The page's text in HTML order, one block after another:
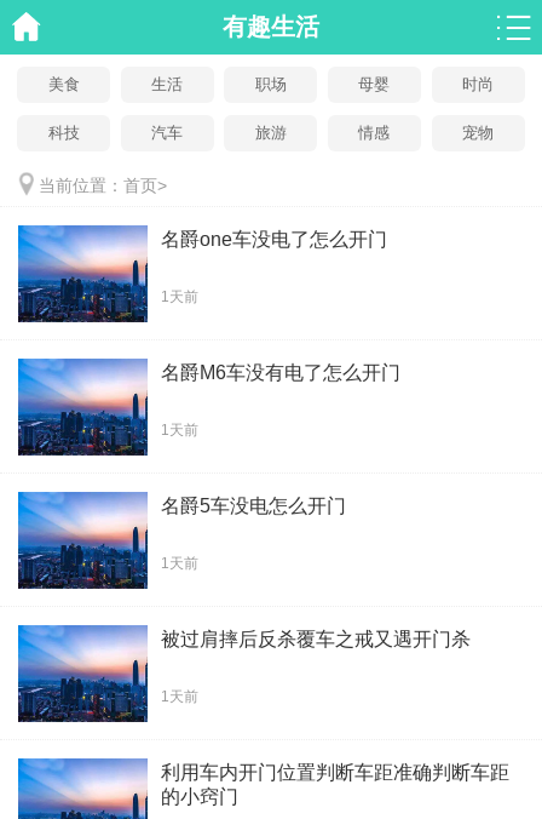
有趣生活
美食 生活 职场 母婴 时尚
科技 汽车 旅游 情感 宠物
当前位置： 首页>
名爵one车没电了怎么开门
1天前
名爵M6车没有电了怎么开门
1天前
名爵5车没电怎么开门
1天前
被过肩摔后反杀覆车之戒又遇开门杀
1天前
利用车内开门位置判断车距准确判断车距
的小窍门